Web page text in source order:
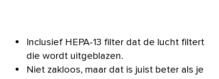
Inclusief HEPA-13 filter dat de lucht filtert
die wordt uitgeblazen.
Niet zakloos, maar dat is juist beter als je